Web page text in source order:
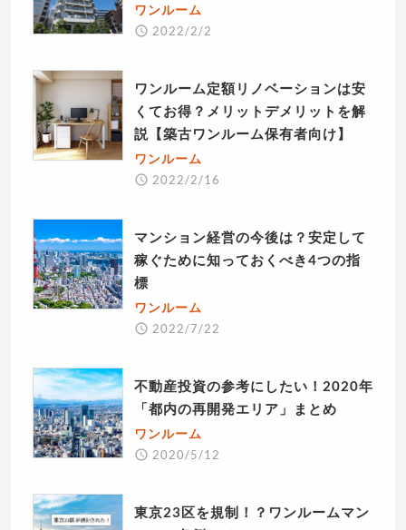
ワンルーム
2022/2/2
ワンルーム定額リノベーションは安
くてお得？メリットデメリットを解
説【築古ワンルーム保有者向け】
ワンルーム
2022/2/16
マンション経営の今後は？安定して
稼ぐために知っておくべき4つの指
標
ワンルーム
2022/7/22
不動産投資の参考にしたい！2020年
「都内の再開発エリア」まとめ
ワンルーム
2020/5/12
東京23区を規制！？ワンルームマン